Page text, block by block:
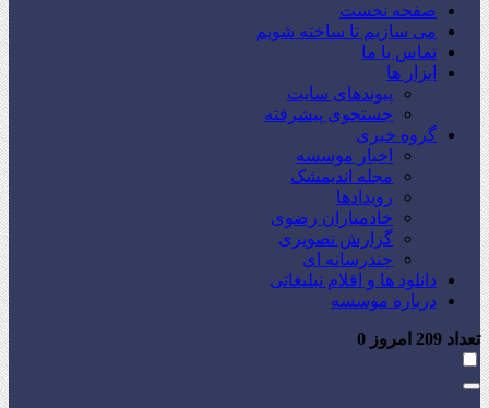
صفحه نخست
می سازیم تا ساخته شویم
تماس با ما
ابزار ها
پیوندهای سایت
جستجوی پیشرفته
گروه خبری
اخبار موسسه
مجله اندیمشک
رویدادها
خادمیاران رضوی
گزارش تصویری
چندرسانه ای
دانلود ها و اقلام تبلیغاتی
درباره موسسه
تعداد امروز 0